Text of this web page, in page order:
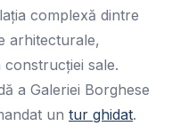
complexă dintre
arhitecturale,
sale.
a Galeriei Borghese
un tur ghidat.